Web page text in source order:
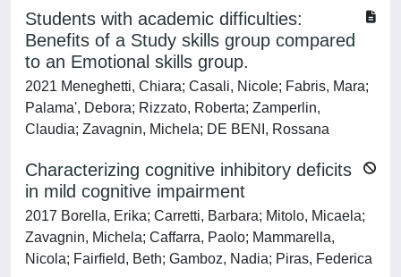
Students with academic difficulties:
Benefits of a Study skills group compared
to an Emotional skills group.
2021 Meneghetti, Chiara; Casali, Nicole; Fabris, Mara;
Palama', Debora; Rizzato, Roberta; Zamperlin,
Claudia; Zavagnin, Michela; DE BENI, Rossana
Characterizing cognitive inhibitory deficits
in mild cognitive impairment
2017 Borella, Erika; Carretti, Barbara; Mitolo, Micaela;
Zavagnin, Michela; Caffarra, Paolo; Mammarella,
Nicola; Fairfield, Beth; Gamboz, Nadia; Piras, Federica